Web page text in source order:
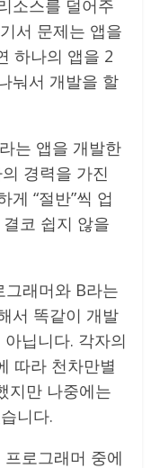
소스를 덜어주
서 문제는 앱을
하나의 앱을 2
눠서 개발을 할
는 앱을 개발한
경력을 가진
게 “절반”씩 업
코 쉽지 않을
그래머와 B라는
서 똑같이 개발
닙니다. 각자의
따라 천차만별
지만 나중에는
니다.
로그래머 중에